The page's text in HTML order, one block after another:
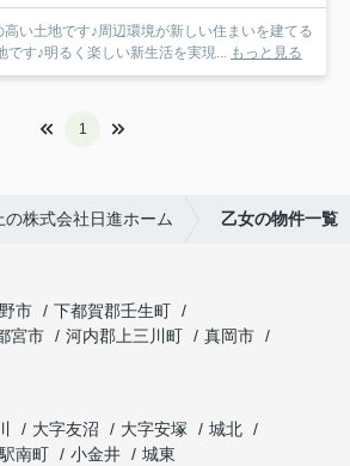
い土地です♪周辺環境が新しい住まいを建てる
です♪明るく楽しい新生活を実現... もっと見る
1
株式会社日進ホーム 乙女の物件一覧
市
下都賀郡壬生町
宮市 河内郡上三川町
真岡市
大字友沼 大字安塚
城北
駅南町 小金井
城東